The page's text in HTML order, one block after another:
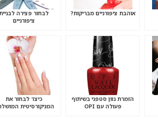
אוהבת ציפורניים מבריקות?
לבחור פצירה
ציפורניים
הזמרת גוון סטפני בשיתוף
פעולה עם OPI
כיצד לבחור את
המניקורסיטית